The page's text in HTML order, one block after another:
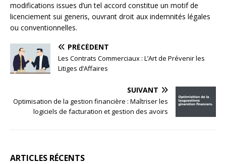
modifications issues d’un tel accord constitue un motif de
licenciement sui generis, ouvrant droit aux indemnités légales
ou conventionnelles.
PRÉCÉDENT
Les Contrats Commerciaux : L’Art de Prévenir les
Litiges d’Affaires
SUIVANT
Optimisation de la gestion financière : Maîtriser les
logiciels de facturation et gestion des avoirs
ARTICLES RÉCENTS